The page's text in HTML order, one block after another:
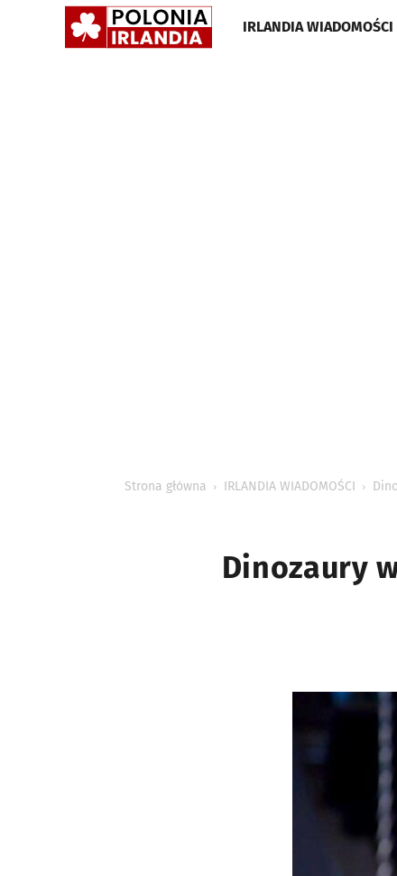
POLONIA
IRLANDIA WIADOMOŚCI
Strona główna IRLANDIA WIADOMOŚCI
Dinozaury